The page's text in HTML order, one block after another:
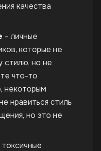
качества
– личные
которые не
стилю, но не
что-то
некоторым
нравиться стиль
но это не
токсичные